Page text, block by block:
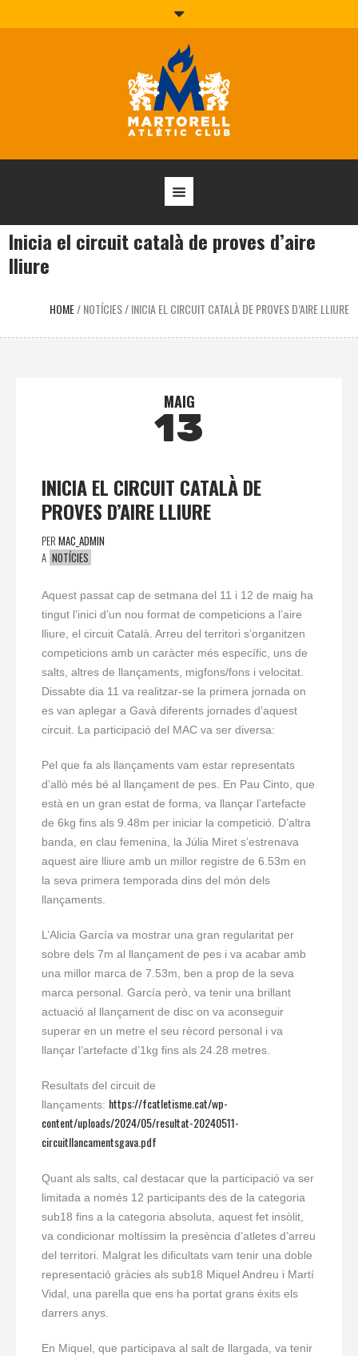
Inicia el circuit català de proves d’aire
lliure
HOME/NOTÍCIES/INICIA EL CIRCUIT CATALÀ DE PROVES D’AIRE LLIURE
MAIG
13
INICIA EL CIRCUIT CATALÀ DE
PROVES D’AIRE LLIURE
PER MAC_ADMIN
A NOTÍCIES
Aquest passat cap de setmana del 11 i 12 de maig ha
tingut l’inici d’un nou format de competicions a l’aire
lliure, el circuit Català. Arreu del territori s’organitzen
competicions amb un caràcter més específic, uns de
salts, altres de llançaments, migfons/fons i velocitat.
Dissabte dia 11 va realitzar-se la primera jornada on
es van aplegar a Gavà diferents jornades d’aquest
circuit. La participació del MAC va ser diversa:
Pel que fa als llançaments vam estar representats
d’allò més bé al llançament de pes. En Pau Cinto, que
està en un gran estat de forma, va llançar l’artefacte
de 6kg fins als 9.48m per iniciar la competició. D’altra
banda, en clau femenina, la Júlia Miret s’estrenava
aquest aire lliure amb un millor registre de 6.53m en
la seva primera temporada dins del món dels
llançaments.
L’Alicia García va mostrar una gran regularitat per
sobre dels 7m al llançament de pes i va acabar amb
una millor marca de 7.53m, ben a prop de la seva
marca personal. García però, va tenir una brillant
actuació al llançament de disc on va aconseguir
superar en un metre el seu rècord personal i va
llançar l’artefacte d’1kg fins als 24.28 metres.
Resultats del circuit de
llançaments: https://fcatletisme.cat/wp-
content/uploads/2024/05/resultat-20240511-
circuitllancamentsgava.pdf
Quant als salts, cal destacar que la participació va ser
limitada a només 12 participants des de la categoria
sub18 fins a la categoria absoluta, aquest fet insòlit,
va condicionar moltíssim la presència d’atletes d’arreu
del territori. Malgrat les dificultats vam tenir una doble
representació gràcies als sub18 Miquel Andreu i Martí
Vidal, una parella que ens ha portat grans èxits els
darrers anys.
En Miquel, que participava al salt de llargada, va tenir